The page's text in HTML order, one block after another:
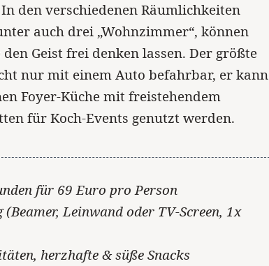
den verschiedenen Räumlichkeiten
auch drei „Wohnzimmer“, können
Geist frei denken lassen. Der größte
nur mit einem Auto befahrbar, er kann
Foyer-Küche mit freistehendem
für Koch-Events genutzt werden.
für 69 Euro pro Person
Leinwand oder TV-Screen, 1x
herzhafte & süße Snacks